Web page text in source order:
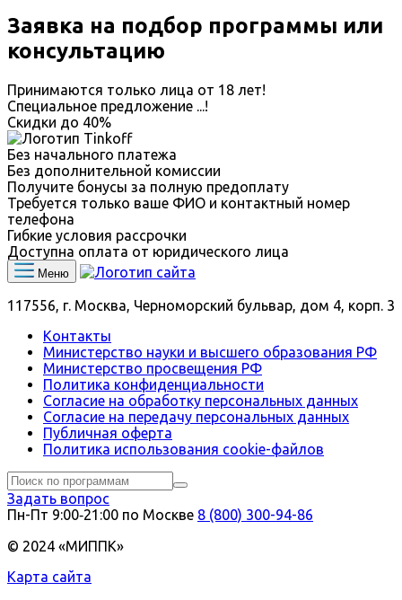
Заявка на подбор программы или
консультацию
Принимаются только лица от 18 лет!
Специальное предложение
!
Скидки до 40%
Без начального платежа
Без дополнительной комиссии
Получите бонусы за полную предоплату
Требуется только ваше ФИО и контактный номер
телефона
Гибкие условия рассрочки
Доступна оплата от юридического лица
Меню
117556, г. Москва, Черноморский бульвар, дом 4, корп. 3
Контакты
Министерство науки и высшего образования РФ
Министерство просвещения РФ
Политика конфиденциальности
Согласие на обработку персональных данных
Согласие на передачу персональных данных
Публичная оферта
Политика использования сookie-файлов
Задать вопрос
Пн-Пт 9:00‑21:00 по Москве 8 (800) 300-94-86
© 2024 «МИППК»
Карта сайта